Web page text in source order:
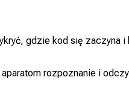
gdzie kod się zaczyna
rozpoznanie i